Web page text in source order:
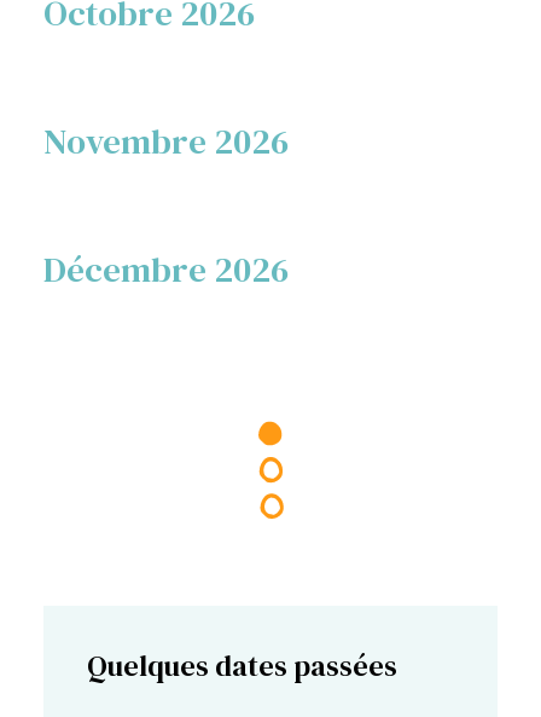
Octobre 2026
Novembre 2026
Décembre 2026
Quelques dates passées